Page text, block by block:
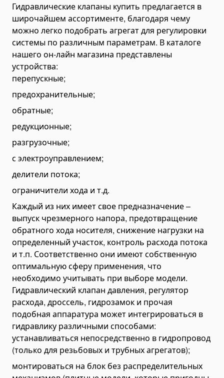
Телескопические манипуляторы
Автокраны
Мини-краны
Погрузчики
Фронтальные погрузчики
Погрузчики для поддонов
Мини-погрузчики
Телескопические погрузчики
Вилочные погрузчики
Эвакуаторы и автовозы
Пожарная техника
Пожарные машины
Карьерная техника
Подъёмное оборудование
Телескопические подъемники
Мачтовые подъемники
Коленчатые подъемники
Ножничные подъемники
Парковочные подъемники
Переоборудование самосвалов, тягачей, спецтехники
Аппарели
Земснаряды
Дорожно-строительная спецтехника
Автобетононасосы
Гидравлические клапаны купить предлагается в
широчайшем ассортименте, благодаря чему
можно легко подобрать агрегат для регулировки
системы по различным параметрам. В каталоге
нашего он-лайн магазина представлены
устройства:
перепускные;
предохранительные;
обратные;
редукционные;
разгрузочные;
с электроуправлением;
делители потока;
ограничители хода и т.д.
Каждый из них имеет свое предназначение –
выпуск чрезмерного напора, предотвращение
обратного хода носителя, снижение нагрузки на
определенный участок, контроль расхода потока
и т.п. Соответственно они имеют собственную
оптимальную сферу применения, что
необходимо учитывать при выборе модели.
Гидравлический клапан давления, регулятор
расхода, дроссель, гидрозамок и прочая
подобная аппаратура может интегрироваться в
гидравлику различными способами:
устанавливаться непосредственно в гидропровод
(только для резьбовых и трубных агрегатов);
монтироваться на блок без распределительных